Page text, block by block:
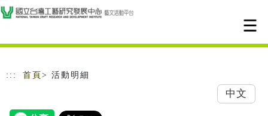
跳到主要內容
網站導覽
::: 首頁 > 活動明細
中文